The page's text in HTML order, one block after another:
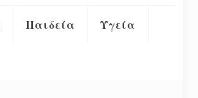
Παιδεία Υγεία